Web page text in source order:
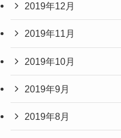
2019年12月
2019年11月
2019年10月
2019年9月
2019年8月